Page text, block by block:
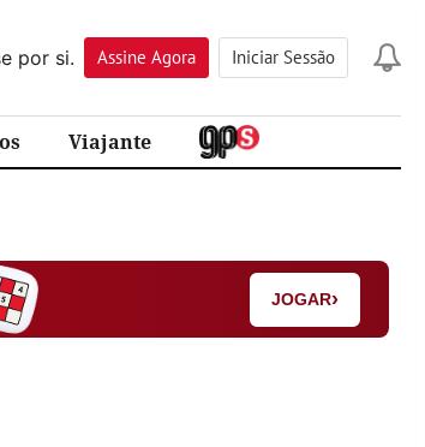
por si.
Assine Agora Iniciar Sessão
Viajante
JOGAR›